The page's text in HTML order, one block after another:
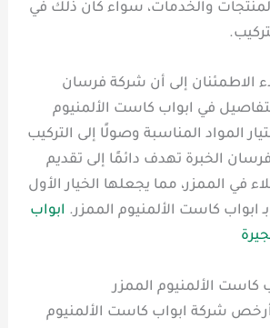
والخدمات، سواء كان ذلك في
الاطمئنان إلى أن شركة فرسان
في ابواب كاست الألمنيوم
المواد المناسبة وصولًا إلى التركيب
الخبرة تهدف دائمًا إلى تقديم
في الممزر، مما يجعلها الخيار الأول
ابواب كاست الألمنيوم الممزر. ابواب
الألمنيوم الممزر
شركة ابواب كاست الألمنيوم